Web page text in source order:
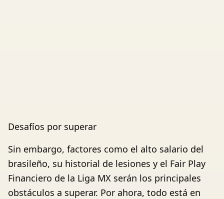
Desafíos por superar
Sin embargo, factores como el alto salario del
brasileño, su historial de lesiones y el Fair Play
Financiero de la Liga MX serán los principales
obstáculos a superar. Por ahora, todo está en